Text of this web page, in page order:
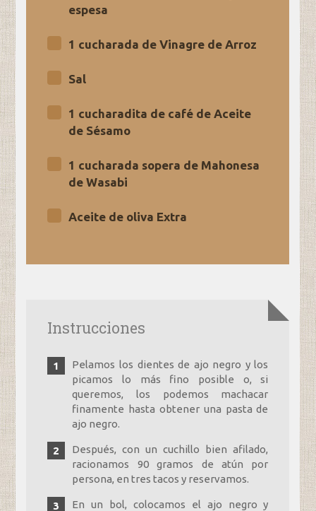
espesa
1 cucharada de Vinagre de Arroz
Sal
1 cucharadita de café de Aceite
de Sésamo
1 cucharada sopera de Mahonesa
de Wasabi
Aceite de oliva Extra
Instrucciones
Pelamos los dientes de ajo negro y los
picamos lo más fino posible o, si
queremos, los podemos machacar
finamente hasta obtener una pasta de
ajo negro.
Después, con un cuchillo bien afilado,
racionamos 90 gramos de atún por
persona, en tres tacos y reservamos.
En un bol, colocamos el ajo negro y